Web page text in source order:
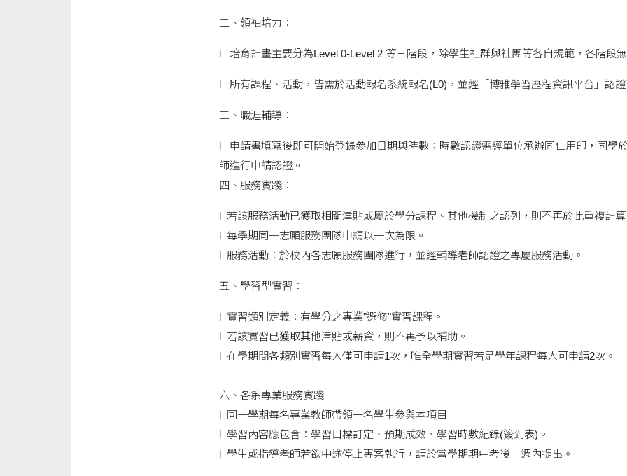
二、領袖培力：
l 培育計畫主要分為Level 0-Level 2 等三階段，除學生社群與社團等各自規範，各階段
l 所有課程、活動，皆需於活動報名系統報名(L0)，並經「博雅學習歷程資訊平台」認證
三、職涯輔導：
l 申請書填寫後即可開始登錄參加日期與時數；時數認證需經單位承辦同仁用印，同學
師進行申請認證。
四、服務實踐：
l 若該服務活動已獲取相關津貼或屬於學分課程、其他機制之認列，則不再於此重複計算
l 每學期同一志願服務團隊申請以一次為限。
l 服務活動：於校內各志願服務團隊進行，並經輔導老師認證之專屬服務活動。
五、學習型實習：
l 實習類別定義：有學分之專業"選修"實習課程。
l 若該實習已獲取其他津貼或薪資，則不再予以補助。
l 在學期間各類別實習每人僅可申請1次，唯全學期實習若是學年課程每人可申請2次。
六、各系專業服務實踐
l 同一學期每名專業教師帶領一名學生參與本項目
l 學習內容應包含：學習目標訂定、預期成效、學習時數紀錄(簽到表)。
l 學生或指導老師若欲中途停止專案執行，請於當學期期中考後一週內提出。